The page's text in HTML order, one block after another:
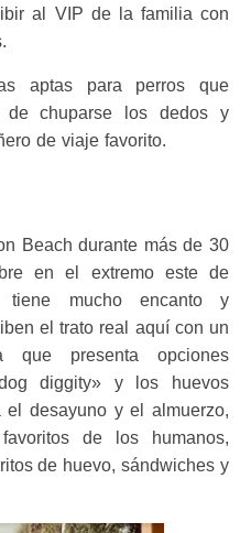
al VIP de la familia con
aptas para perros que
de chuparse los dedos y
de viaje favorito.
Beach durante más de 30
en el extremo este de
tiene mucho encanto y
el trato real aquí con un
que presenta opciones
diggity» y los huevos
el desayuno y el almuerzo,
de los humanos,
de huevo, sándwiches y